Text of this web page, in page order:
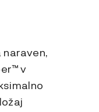
naraven,
v